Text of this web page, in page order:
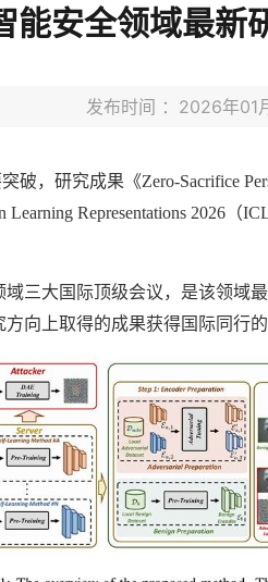
能安全领域最
发布时间 ：2026年
破，研究成果《Zero-Sacrifice
Learning Representations 2026 （
域三大国际顶级会议，是该领域
向上取得的成果获得国际同行的